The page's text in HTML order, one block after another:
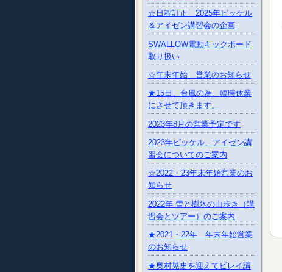
☆日程訂正 2025年ピッケル
＆アイゼン講習会の企画
SWALLOW電動キックボード
取り扱い
☆年末年始 営業のお知らせ
★15日、台風の為、臨時休業
にさせて頂きます。
2023年8月の営業予定です
2023年ピッケル、アイゼン講
習会についてのご案内
☆2022・23年末年始営業のお
知らせ
2022年 雪と樹氷の山歩き（講
習会とツアー）のご案内
★2021・22年 年末年始営業
のお知らせ
★奥村晃史を迎えてビレイ講